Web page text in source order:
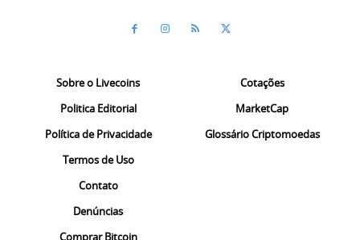
Sobre o Livecoins
Politica Editorial
Política de Privacidade
Termos de Uso
Contato
Denúncias
Comprar Bitcoin
Cotações
MarketCap
Glossário Criptomoedas